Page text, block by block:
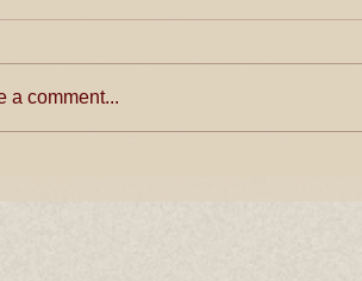
a comment...